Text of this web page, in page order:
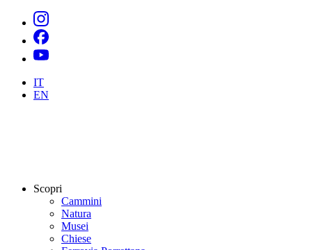
IT
EN
Scopri
Cammini
Natura
Musei
Chiese